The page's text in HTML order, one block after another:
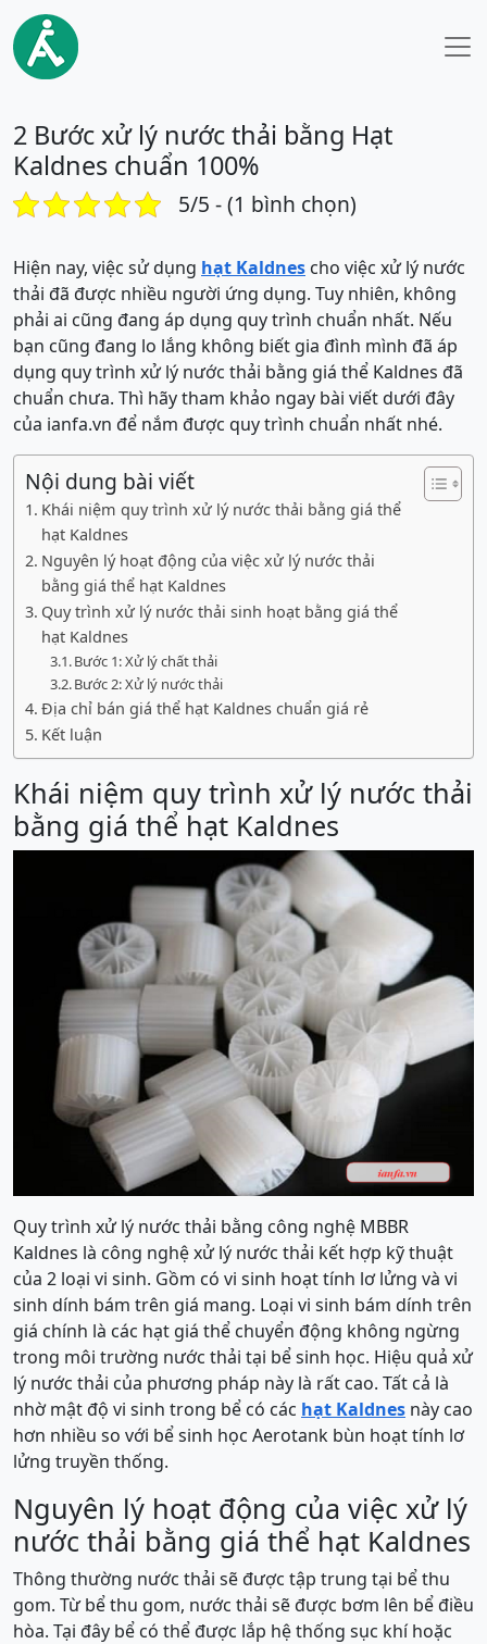
2 Bước xử lý nước thải bằng Hạt
Kaldnes chuẩn 100%
5/5 - (1 bình chọn)
Hiện nay, việc sử dụng hạt Kaldnes cho việc xử lý nước
thải đã được nhiều người ứng dụng. Tuy nhiên, không
phải ai cũng đang áp dụng quy trình chuẩn nhất. Nếu
bạn cũng đang lo lắng không biết gia đình mình đã áp
dụng quy trình xử lý nước thải bằng giá thể Kaldnes đã
chuẩn chưa. Thì hãy tham khảo ngay bài viết dưới đây
của ianfa.vn để nắm được quy trình chuẩn nhất nhé.
Nội dung bài viết
Khái niệm quy trình xử lý nước thải bằng giá thể
hạt Kaldnes
Nguyên lý hoạt động của việc xử lý nước thải
bằng giá thể hạt Kaldnes
Quy trình xử lý nước thải sinh hoạt bằng giá thể
hạt Kaldnes
Bước 1: Xử lý chất thải
Bước 2: Xử lý nước thải
Địa chỉ bán giá thể hạt Kaldnes chuẩn giá rẻ
Kết luận
Khái niệm quy trình xử lý nước thải
bằng giá thể hạt Kaldnes
Quy trình xử lý nước thải bằng công nghệ MBBR
Kaldnes là công nghệ xử lý nước thải kết hợp kỹ thuật
của 2 loại vi sinh. Gồm có vi sinh hoạt tính lơ lửng và vi
sinh dính bám trên giá mang. Loại vi sinh bám dính trên
giá chính là các hạt giá thể chuyển động không ngừng
trong môi trường nước thải tại bể sinh học. Hiệu quả xử
lý nước thải của phương pháp này là rất cao. Tất cả là
nhờ mật độ vi sinh trong bể có các hạt Kaldnes này cao
hơn nhiều so với bể sinh học Aerotank bùn hoạt tính lơ
lửng truyền thống.
Nguyên lý hoạt động của việc xử lý
nước thải bằng giá thể hạt Kaldnes
Thông thường nước thải sẽ được tập trung tại bể thu
gom. Từ bể thu gom, nước thải sẽ được bơm lên bể điều
hòa. Tại đây bể có thể được lắp hệ thống sục khí hoặc